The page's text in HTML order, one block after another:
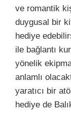
ve romantik
duygusal bir
hediye
ile bağlantı
yönelik
anlamlı
yaratıcı bir
hediye de